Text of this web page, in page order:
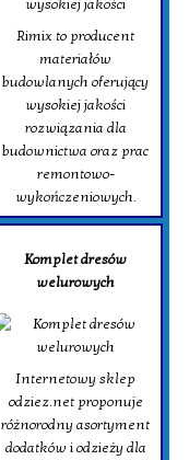
Rimix to producent
materiałów
budowlanych oferujący
wysokiej jakości
rozwiązania dla
budownictwa oraz prac
remontowo-
wykończeniowych.
Komplet dresów
welurowych
Internetowy sklep
odziez.net proponuje
różnorodny asortyment
dodatków i odzieży dla